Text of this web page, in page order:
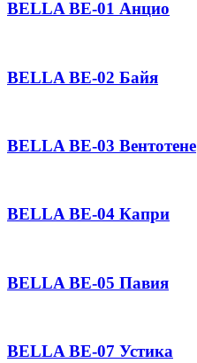
BELLA BE-01 Анцио
BELLA BE-02 Байя
BELLA BE-03 Вентотене
BELLA BE-04 Капри
BELLA BE-05 Павия
BELLA BE-07 Устика